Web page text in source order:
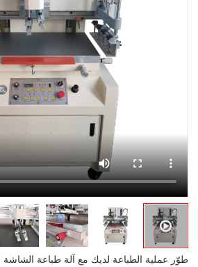
طوّر عملية الطباعة لديك مع آلة طباعة